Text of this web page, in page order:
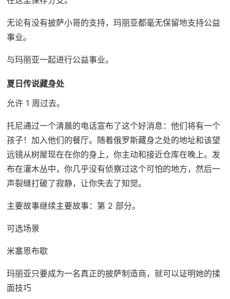
无论有没有披萨小哥的支持，玛丽亚都毫无保留地支持公益
事业。
与玛丽亚一起进行公益事业。
夏日传说藏身处
允许 1 周过去。
托尼通过一个清晨的电话宣布了这个好消息：他们将有一个
孩子！加入他们的餐厅。随着俄罗斯藏身之处的地址和该望
远镜从树屋现在在你的身上，你主动和接近仓库在晚上。发
布在灌木丛中，你几乎没有侦察过这个可怕的地方，然后一
声裂缝打破了寂静，让你失去了知觉。
主要故事继续主要故事：第 2 部分。
可选场景
米塞恩布歇
玛丽亚只要成为一名真正的披萨制造商，就可以证明她的揉
面技巧